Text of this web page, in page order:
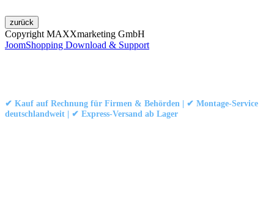
Copyright MAXXmarketing GmbH
JoomShopping Download & Support
✔ Kauf auf Rechnung für Firmen & Behörden | ✔ Montage-Service
deutschlandweit | ✔ Express-Versand ab Lager